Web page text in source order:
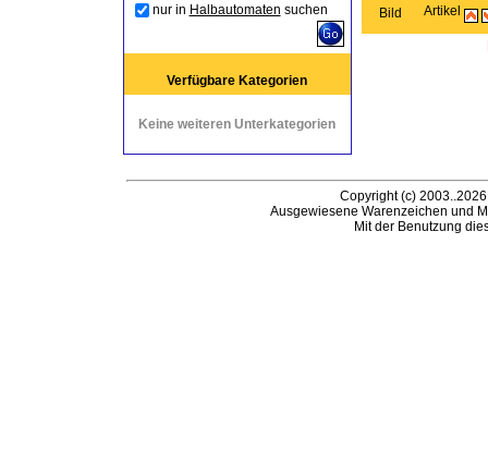
nur in Halbautomaten suchen
Verfügbare Kategorien
Keine weiteren Unterkategorien
Bild
Artikel
Copyright (c)
Ausgewiesene Warenzeichen und
Mit der Benutzung